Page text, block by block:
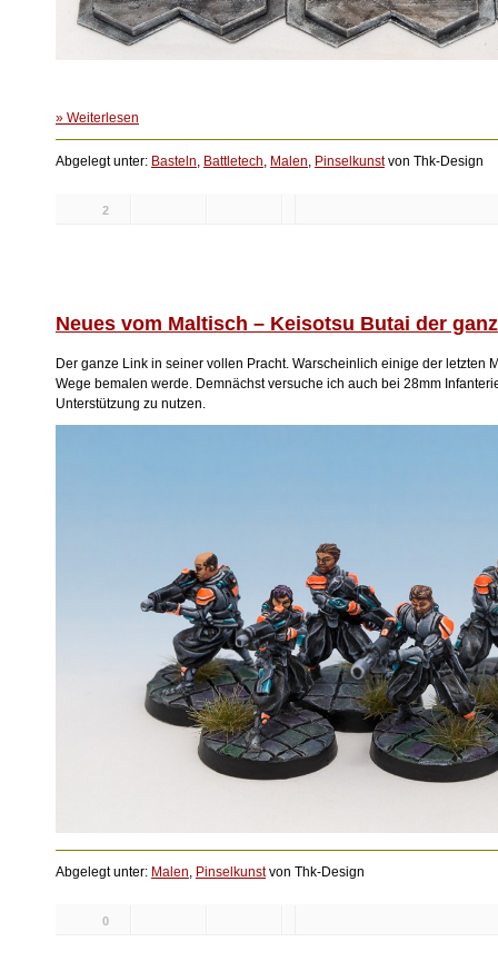
» Weiterlesen
Abgelegt unter: Basteln, Battletech, Malen, Pinselkunstvon Thk-Design
2
Neues vom Maltisch – Keisotsu Butai der
Der ganze Link in seiner vollen Pracht. Warscheinlich einige der letzten
Wege bemalen werde. Demnächst versuche ich auch bei 28mm
Unterstützung zu nutzen.
Abgelegt unter: Malen, Pinselkunstvon Thk-Design
0